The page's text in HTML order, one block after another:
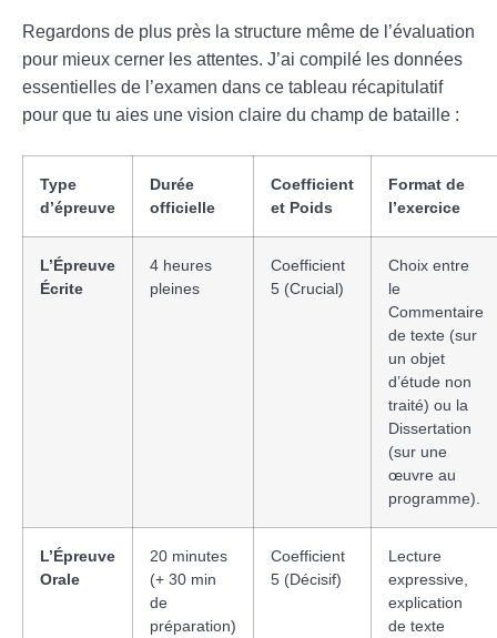
Regardons de plus près la structure même de l’évaluation
pour mieux cerner les attentes. J’ai compilé les données
essentielles de l’examen dans ce tableau récapitulatif
pour que tu aies une vision claire du champ de bataille :
Type
d’épreuve
Durée
officielle
Coefficient
et Poids
Format de
l’exercice
L’Épreuve
Écrite
4 heures
pleines
Coefficient
5 (Crucial)
Choix entre
le
Commentaire
de texte (sur
un objet
d’étude non
traité) ou la
Dissertation
(sur une
œuvre au
programme).
L’Épreuve
Orale
20 minutes
(+ 30 min
de
préparation)
Coefficient
5 (Décisif)
Lecture
expressive,
explication
de texte